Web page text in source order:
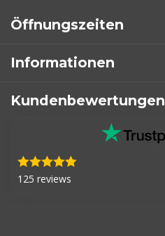
Öffnungszeiten
Informationen
Kundenbewertungen
125 reviews